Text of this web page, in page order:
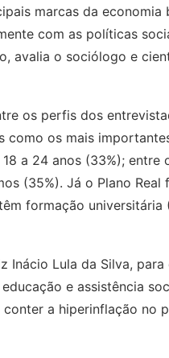
marcas da economia
com as políticas
avalia o sociólogo e
os perfis dos
como os mais
a 24 anos (33%); entre
(35%). Já o Plano
formação universitária
Inácio Lula da Silva,
e assistência
a hiperinflação no